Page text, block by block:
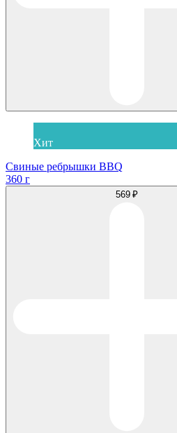
Хит
Свиные ребрышки BBQ
360 г
569 ₽